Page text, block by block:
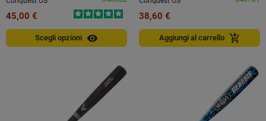
45,00 €
Scegli opzioni visibility
38,60 €
Aggiungi al carrello add_shopping_cart